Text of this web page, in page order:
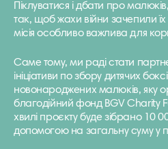
Піклуватися і дбати про
так, щоб жахи війни зачепили
місія особливо важлива для
Саме тому, ми раді стати
ініціативи по збору дитячих
новонароджених малюків, яку
благодійний фонд BGV Charity
хвилі проєкту буде зібрано 10
допомогою на загальну суму у